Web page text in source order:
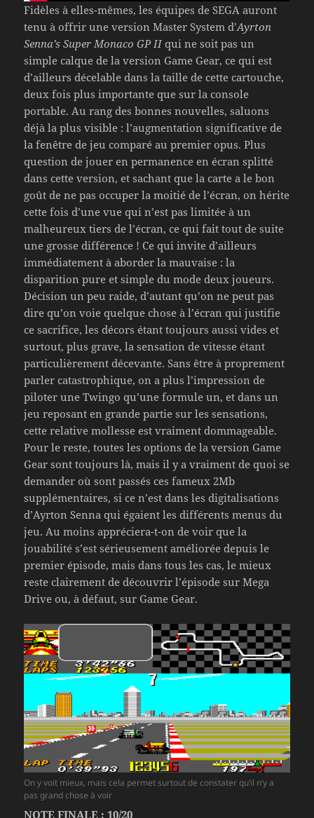
Fidèles à elles-mêmes, les équipes de SEGA auront
tenu à offrir une version Master System d’Ayrton
Senna’s Super Monaco GP IIqui ne soit pas un
simple calque de la version Game Gear, ce qui est
d’ailleurs décelable dans la taille de cette cartouche,
deux fois plus importante que sur la console
portable. Au rang des bonnes nouvelles, saluons
déjà la plus visible : l’augmentation significative de
la fenêtre de jeu comparé au premier opus. Plus
question de jouer en permanence en écran splitté
dans cette version, et sachant que la carte a le bon
goût de ne pas occuper la moitié de l’écran, on hérite
cette fois d’une vue qui n’est pas limitée à un
malheureux tiers de l’écran, ce qui fait tout de suite
une grosse différence ! Ce qui invite d’ailleurs
immédiatement à aborder la mauvaise : la
disparition pure et simple du mode deux joueurs.
Décision un peu raide, d’autant qu’on ne peut pas
dire qu’on voie quelque chose à l’écran qui justifie
ce sacrifice, les décors étant toujours aussi vides et
surtout, plus grave, la sensation de vitesse étant
particulièrement décevante. Sans être à proprement
parler catastrophique, on a plus l’impression de
piloter une Twingo qu’une formule un, et dans un
jeu reposant en grande partie sur les sensations,
cette relative mollesse est vraiment dommageable.
Pour le reste, toutes les options de la version Game
Gear sont toujours là, mais il y a vraiment de quoi se
demander où sont passés ces fameux 2Mb
supplémentaires, si ce n’est dans les digitalisations
d’Ayrton Senna qui égaient les différents menus du
jeu. Au moins appréciera-t-on de voir que la
jouabilité s’est sérieusement améliorée depuis le
premier épisode, mais dans tous les cas, le mieux
reste clairement de découvrir l’épisode sur Mega
Drive ou, à défaut, sur Game Gear.
On y voit mieux, mais cela permet surtout de constater qu’il n’y a
pas grand chose à voir
NOTE FINALE : 10/20